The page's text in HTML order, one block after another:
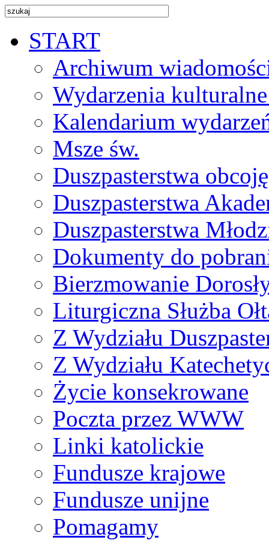
START
Archiwum
Wydarzenia
Kalendarium
Msze św.
Duszpasterstwa
Duszpasterstwa
Duszpasterstwa
Dokumenty do
Bierzmowanie
Liturgiczna Służba
Z Wydziału
Z Wydziału
Życie konsekrowane
Poczta przez WWW
Linki katolickie
Fundusze krajowe
Fundusze unijne
Pomagamy